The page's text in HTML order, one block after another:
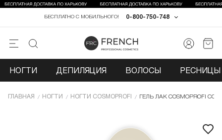
0-800-750-748
БЕСПЛАТНО С МОБИЛЬНОГО!
НОГТИ ДЕПИЛЯЦИЯ ВОЛОСЫ РЕСНИЦЫ
ГЛАВНАЯ НОГТИ НОГТИ COSMOPROFI ГЕЛЬ ЛАК COSMOPROFI